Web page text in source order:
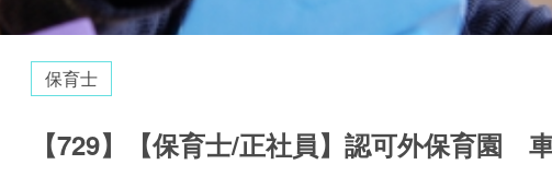
保育士
【729】【保育士/正社員】認可外保育園